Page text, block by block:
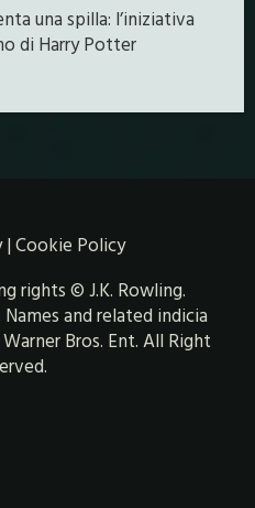
una spilla: l’iniziativa
di Harry Potter
| Cookie Policy
rights © J.K. Rowling.
and related indicia
Bros. Ent. All Right